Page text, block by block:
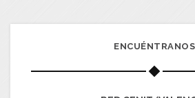
ENCUÉNTRANOS